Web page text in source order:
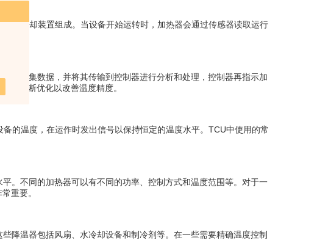
冷却装置组成。当设备开始运转时，加热器会通过传感器读取运行
收集数据，并将其传输到控制器进行分析和处理，控制器再指示加
并不断优化以改善温度精度。
温度，在运作时发出信号以保持恒定的温度水平。TCU中使用的常
不同的加热器可以有不同的功率、控制方式和温度范围等。对于一
重要。
温器包括风扇、水冷却设备和制冷剂等。在一些需要精确温度控制